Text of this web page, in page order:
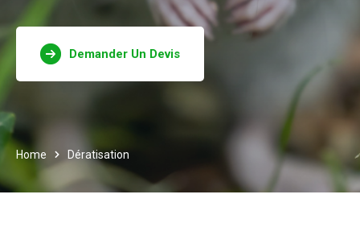
Demander Un Devis
Home Dératisation